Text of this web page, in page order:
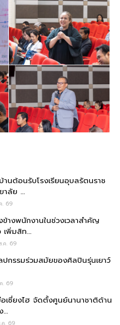
นต้อนรับโรงเรียนอุบลรัตนราช
ลัย ...
. 69
างพนักงานในช่วงเวลาสำคัญ
เพิ่มสิท...
.ค. 69
กรรมร่วมสมัยของศิลปินรุ่นเยาว์
. 69
ซี่ยงไฮ จัดตั้งศูนย์นานาชาติด้าน
ค. 69